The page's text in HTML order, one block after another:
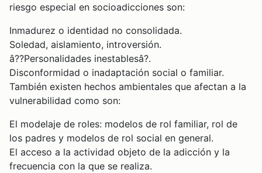
riesgo especial en socioadicciones son:
Inmadurez o identidad no consolidada.
Soledad, aislamiento, introversión.
â??Personalidades inestablesâ?.
Disconformidad o inadaptación social o familiar.
También existen hechos ambientales que afectan a la
vulnerabilidad como son:
El modelaje de roles: modelos de rol familiar, rol de
los padres y modelos de rol social en general.
El acceso a la actividad objeto de la adicción y la
frecuencia con la que se realiza.